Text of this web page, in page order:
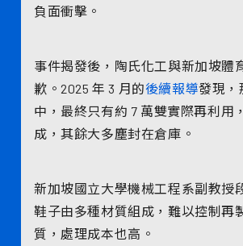
負面衝擊。
事件揭發後，陶氏化工與新加坡體
歉。2025 年 3 月的後續報導發現，
中，最終只有約 7 萬雙實際再利用
成，其餘大多塵封在倉庫。
新加坡國立大學機械工程系副教授
鞋子由多種材質組成，難以控制再
質，處理成本也高。